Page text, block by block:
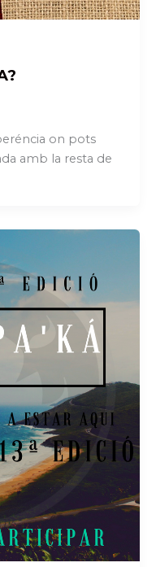
on pots
amb la resta de